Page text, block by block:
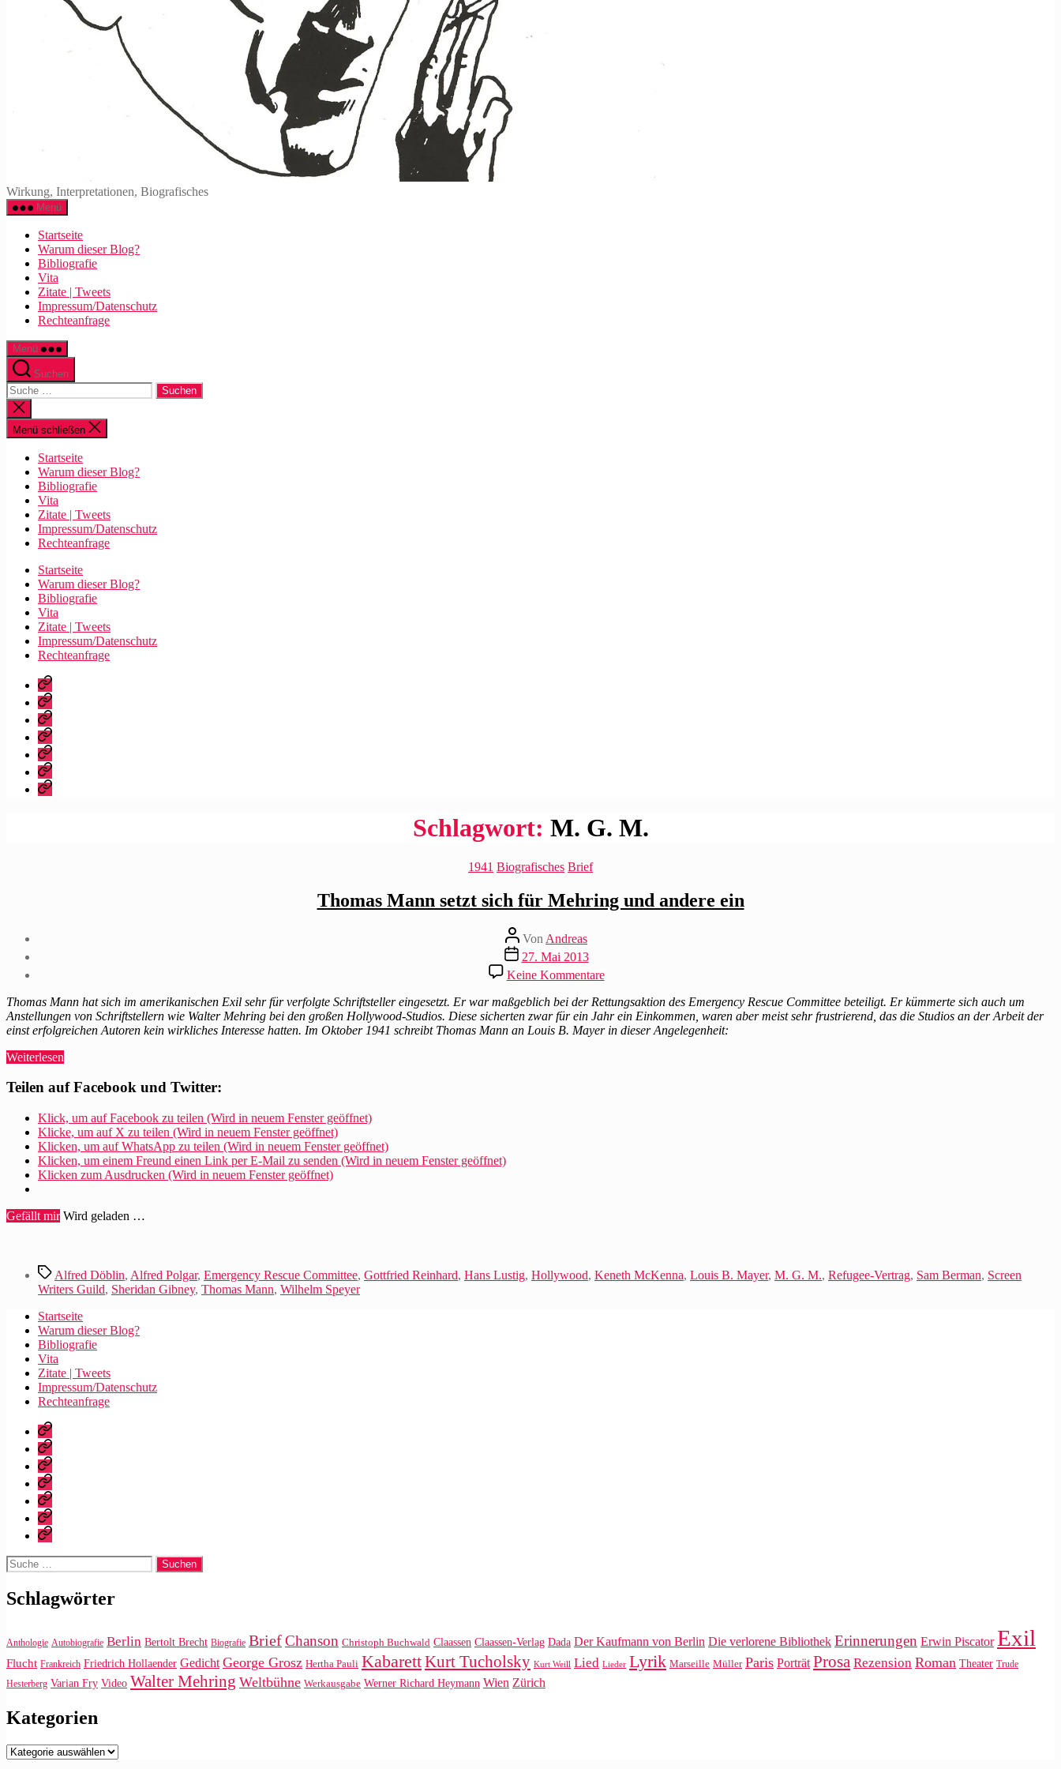
Wirkung, Interpretationen, Biografisches
Menü
Startseite
Warum dieser Blog?
Bibliografie
Vita
Zitate | Tweets
Impressum/Datenschutz
Rechteanfrage
Menü
Suchen
Suche
nach:
Suche
schließen
Menü schließen
Startseite
Warum dieser Blog?
Bibliografie
Vita
Zitate | Tweets
Impressum/Datenschutz
Rechteanfrage
Startseite
Warum dieser Blog?
Bibliografie
Vita
Zitate | Tweets
Impressum/Datenschutz
Rechteanfrage
Startseite
Warum
dieser
Blog?
Bibliografie
Vita
Zitate
|
Tweets
Impressum/Datenschutz
Rechteanfrage
Schlagwort: M. G. M.
Kategorien
1941 Biografisches Brief
Thomas Mann setzt sich für Mehring und andere ein
Beitragsautor
Von Andreas
Beitragsdatum
27. Mai 2013
Keine Kommentarezu
Thomas
Mann
setzt
sich
Thomas Mann hat sich im amerikanischen Exil sehr für verfolgte Schriftsteller eingesetzt. Er war maßgeblich bei der Rettungsaktion des Emergency Rescue Committee beteiligt. Er kümmerte sich auch um
Anstellungen von Schriftstellern wie Walter Mehring bei den großen Hollywood-Studios. Diese sicherten zwar für ein Jahr ein Einkommen, waren aber meist sehr frustrierend, das die Studios an der Arbeit der
einst erfolgreichen Autoren kein wirkliches Interesse hatten. Im Oktober 1941 schreibt Thomas Mann an Louis B. Mayer in dieser Angelegenheit:
Weiterlesen
setzt
für
Mehring
und
andere
ein“
Teilen auf Facebook und Twitter:
Klick, um auf Facebook zu teilen (Wird in neuem Fenster geöffnet)
Klicke, um auf X zu teilen (Wird in neuem Fenster geöffnet)
Klicken, um auf WhatsApp zu teilen (Wird in neuem Fenster geöffnet)
Klicken, um einem Freund einen Link per E-Mail zu senden (Wird in neuem Fenster geöffnet)
Klicken zum Ausdrucken (Wird in neuem Fenster geöffnet)
Gefällt mir Wird geladen …
Schlagwörter
Alfred Döblin, Alfred Polgar, Emergency Rescue Committee, Gottfried Reinhard, Hans Lustig, Hollywood, Keneth McKenna, Louis B. Mayer, M. G. M., Refugee-Vertrag, Sam Berman, Screen
Writers Guild, Sheridan Gibney, Thomas Mann, Wilhelm Speyer
Startseite
Warum dieser Blog?
Bibliografie
Vita
Zitate | Tweets
Impressum/Datenschutz
Rechteanfrage
Startseite
Warum
dieser
Blog?
Bibliografie
Vita
Zitate
|
Tweets
Impressum/Datenschutz
Rechteanfrage
Suche
nach:
Schlagwörter
Anthologie Autobiografie Berlin Bertolt Brecht Biografie BriefChanson Christoph Buchwald Claassen Claassen-Verlag Dada Der Kaufmann von Berlin Die verlorene Bibliothek Erinnerungen Erwin Piscator Exil
Flucht Frankreich Friedrich Hollaender Gedicht George Grosz Hertha Pauli KabarettKurt Tucholsky Kurt Weill Lied Lieder Lyrik Marseille Müller Paris Porträt Prosa Rezension Roman Theater Trude
Hesterberg Varian Fry Video Walter Mehring Weltbühne Werkausgabe Werner Richard Heymann Wien Zürich
Kategorien
Kategorien